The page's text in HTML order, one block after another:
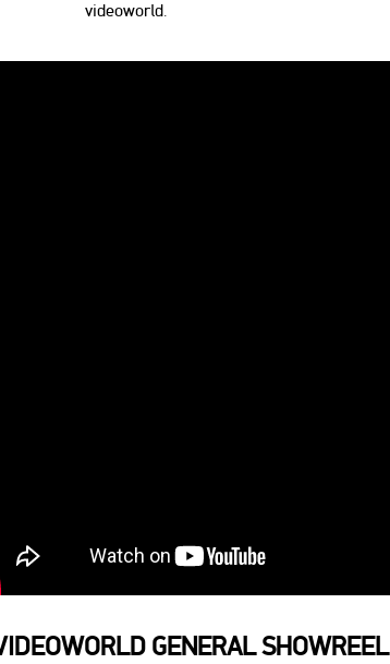
videoworld.
GENERAL SHOWREEL